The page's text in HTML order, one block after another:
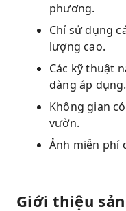
phương.
Chỉ sử dụng
lượng cao.
Các kỹ thuật
dàng áp dụng.
Không gian
vườn.
Ảnh miễn phí
Giới thiệu